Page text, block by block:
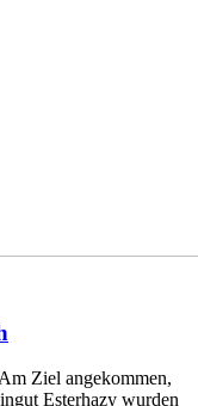
Ziel angekommen,
Esterhazy wurden